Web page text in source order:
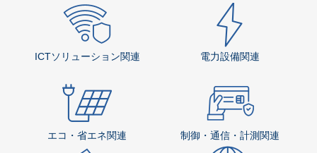
ICTソリューション関連 電力設備関連
エコ・省エネ関連 制御・通信・計測関連